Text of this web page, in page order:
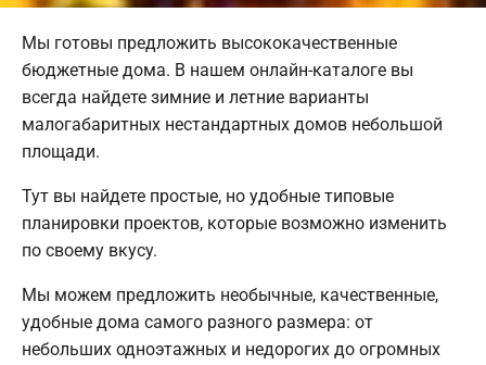
Мы готовы предложить высококачественные
бюджетные дома. В нашем онлайн-каталоге вы
всегда найдете зимние и летние варианты
малогабаритных нестандартных домов небольшой
площади.
Тут вы найдете простые, но удобные типовые
планировки проектов, которые возможно изменить
по своему вкусу.
Мы можем предложить необычные, качественные,
удобные дома самого разного размера: от
небольших одноэтажных и недорогих до огромных